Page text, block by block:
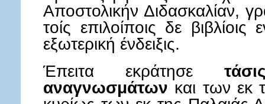
Αποστολικήν Διδασκαλίαν,
τοίς επιλοίποις δε
εξωτερική ένδειξις.
Έπειτα εκράτησε
αναγνωσμάτων και των εκ